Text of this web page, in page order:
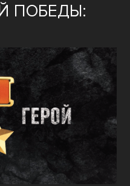
ПОБЕДЫ: